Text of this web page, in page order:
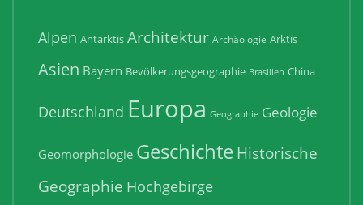
Alpen Antarktis Architektur Archäologie Arktis
Asien Bayern Bevölkerungsgeographie Brasilien China
Deutschland Europa Geographie Geologie
Geomorphologie GeschichteHistorische
Geographie Hochgebirge